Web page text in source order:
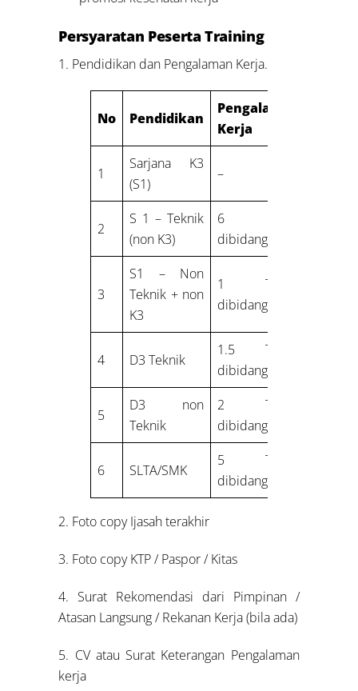
Persyaratan Peserta Training
1. Pendidikan dan Pengalaman Kerja.
No Pendidikan
Pengalaman
Kerja
1
Sarjana K3
(S1)
–
2
S 1 – Teknik
(non K3)
6 Bulan
dibidang K3
3
S1 – Non
Teknik + non
K3
1 Tahun
dibidang K3
4 D3 Teknik
1.5 Tahun
dibidang K3
5
D3 non
Teknik
2 Tahun
dibidang K3
6 SLTA/SMK
5 Tahun
dibidang K3
2. Foto copy Ijasah terakhir
3. Foto copy KTP / Paspor / Kitas
4. Surat Rekomendasi dari Pimpinan /
Atasan Langsung / Rekanan Kerja (bila ada)
5. CV atau Surat Keterangan Pengalaman
kerja